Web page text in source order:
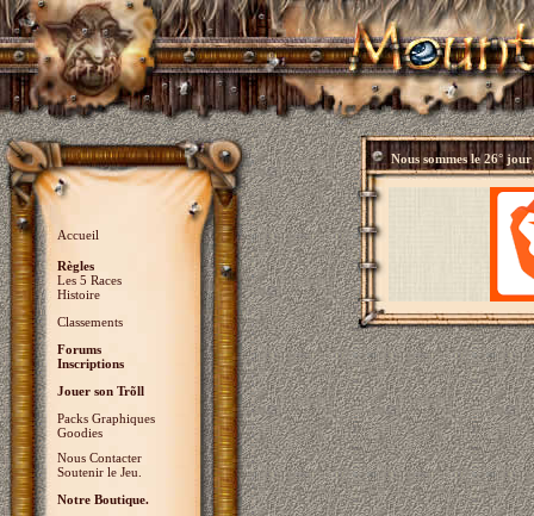
Accueil
Règles
Les 5 Races
Histoire
Classements
Forums
Inscriptions
Jouer son Trõll
Packs Graphiques
Goodies
Nous Contacter
Soutenir le Jeu.
Notre Boutique.
Nous sommes le26° jour